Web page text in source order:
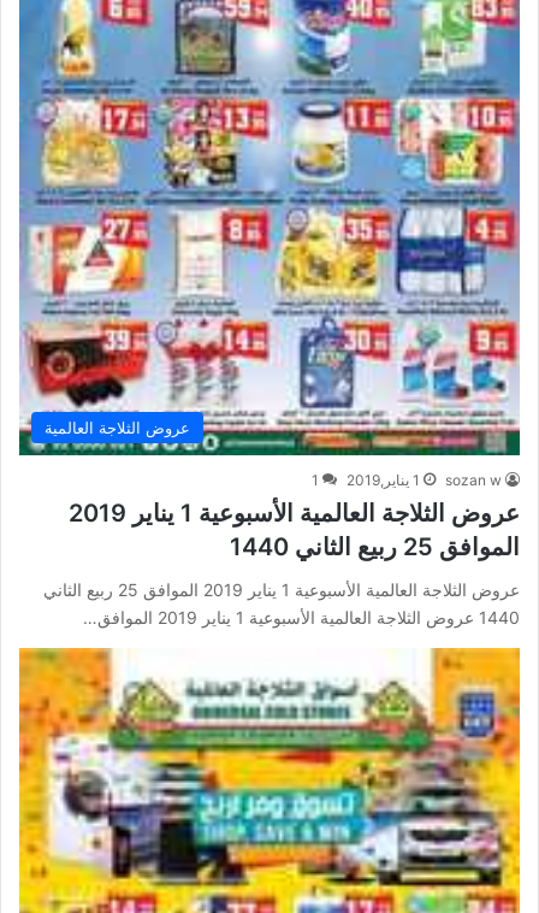
عروض الثلاجة العالمية
sozan w 1 يناير,2019 1
عروض الثلاجة العالمية الأسبوعية 1 يناير 2019
الموافق 25 ربيع الثاني 1440
عروض الثلاجة العالمية الأسبوعية 1 يناير 2019 الموافق 25 ربيع الثاني
1440 عروض الثلاجة العالمية الأسبوعية 1 يناير 2019 الموافق…